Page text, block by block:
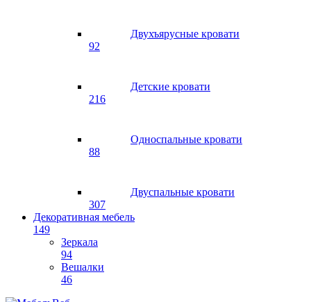
Двухъярусные кровати
92
Детские кровати
216
Односпальные кровати
88
Двуспальные кровати
307
Декоративная мебель
149
Зеркала
94
Вешалки
46